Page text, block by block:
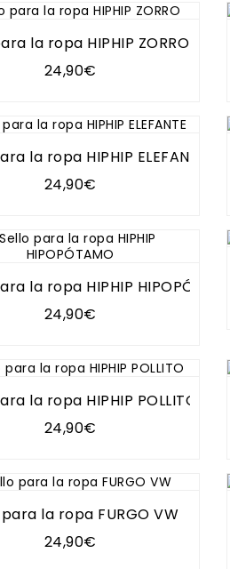
la ropa HIPHIP ZORRO
24,90€
la ropa HIPHIP ELEFANTE
24,90€
la ropa HIPHIP HIPOPÓTAMO
24,90€
la ropa HIPHIP POLLITO
24,90€
la ropa FURGO VW
24,90€